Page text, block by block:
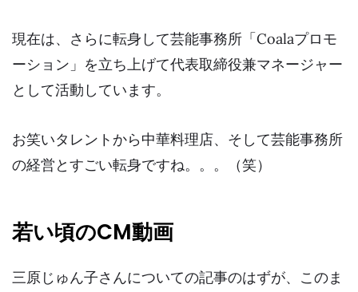
現在は、さらに転身して芸能事務所「Coalaプロモ
ーション」を立ち上げて代表取締役兼マネージャー
として活動しています。
お笑いタレントから中華料理店、そして芸能事務所
の経営とすごい転身ですね。。。（笑）
若い頃のCM動画
三原じゅん子さんについての記事のはずが、このま